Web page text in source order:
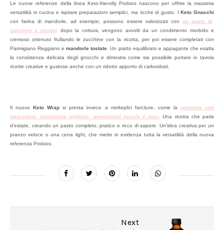
Le nuove referenze della linea Keto-friendly Probios nascono per offrire la massima
versatilità in cucina e ispirare preparazioni semplici, ma ricche di gusto. IKeto Gnocchi
con farina di mandorle, ad esempio, possono essere valorizzati con
un pesto di
zucchine e ricotta: dopo la cottura, vengono avvolti da un condimento morbido e
cremoso ottenuto frullando le zucchine con la ricotta, per poi essere completati con
Parmigiano Reggiano emandorle tostate . Un piatto equilibrato e appagante che esalta
la consistenza delicata degli gnocchi e dimostra come sia possibile portare in tavola
ricette creative e gustose anche con un ridotto apporto di carboidrati.
Il nuovoKeto Wrap si presta invece a molteplici farciture, come la proposta con
stracchino, melanzane grigliate, pomodorini secchi e noci
. Una ricetta che parla
d’estate, creando un pasto completo, pratico e ricco di sapore. Un'idea creativa per un
pranzo veloce o una cena light, che mette in evidenza tutta la versatilità della nuova
referenza Probios.
Next